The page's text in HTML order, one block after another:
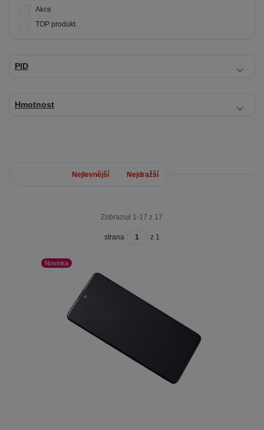
Akce
TOP produkt
PID
Hmotnost
Nejlevnější Nejdražší
Zobrazuji 1-17 z 17
strana z 1
Novinka